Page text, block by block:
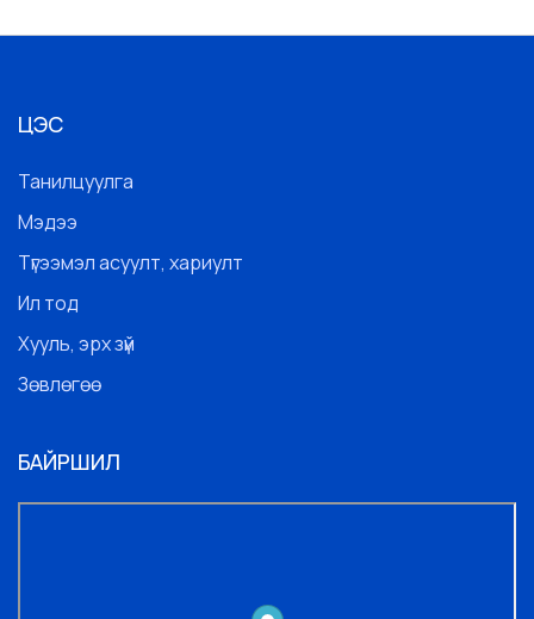
ЦЭС
Танилцуулга
Мэдээ
Түгээмэл асуулт, хариулт
Ил тод
Хууль, эрх зүй
Зөвлөгөө
БАЙРШИЛ